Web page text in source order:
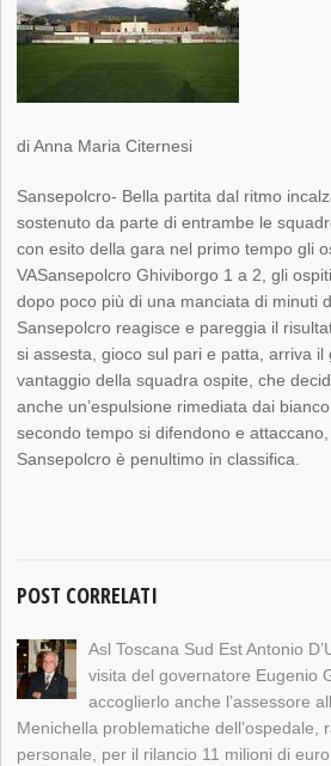
di Anna Maria Citernesi
Sansepolcro- Bella partita dal ritmo
sostenuto da parte di entrambe le
con esito della gara nel primo tempo gli
VASansepolcro Ghiviborgo 1 a 2, gli
dopo poco più di una manciata di minuti
Sansepolcro reagisce e pareggia il
si assesta, gioco sul pari e patta, arriva il
vantaggio della squadra ospite, che
anche un’espulsione rimediata dai
secondo tempo si difendono e
Sansepolcro è penultimo in classifica.
POST CORRELATI
Asl Toscana Sud Est Antonio
visita del governatore Eugenio
accoglierlo anche l’assessore
Menichella problematiche dell’ospedale,
personale, per il rilancio 11 milioni di